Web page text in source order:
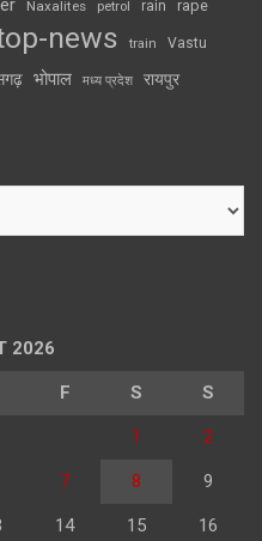
Naxalites petrol rain rape
news train Vastu
भोपाल मध्य प्रदेश रायपुर
2026
F S S
1 2
7 8 9
14 15 16